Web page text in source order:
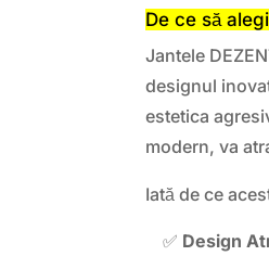
De ce să
Jantele
designul
estetica
modern, va
Iată de ce
✅ Design